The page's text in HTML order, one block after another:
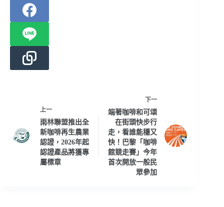
上一
雨林聯盟推出全
新咖啡再生農業
認證，2026年起
認證產品將獲專
屬標章
下一
端著咖啡和可頌
在街頭快步行
走，看誰能穩又
快！巴黎「咖啡
館競走賽」今年
首次開放一般民
眾參加